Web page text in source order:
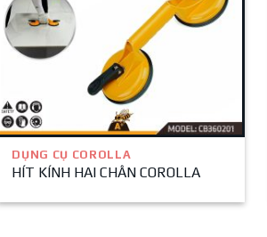
DỤNG CỤ COROLLA
HÍT KÍNH HAI CHÂN COROLLA